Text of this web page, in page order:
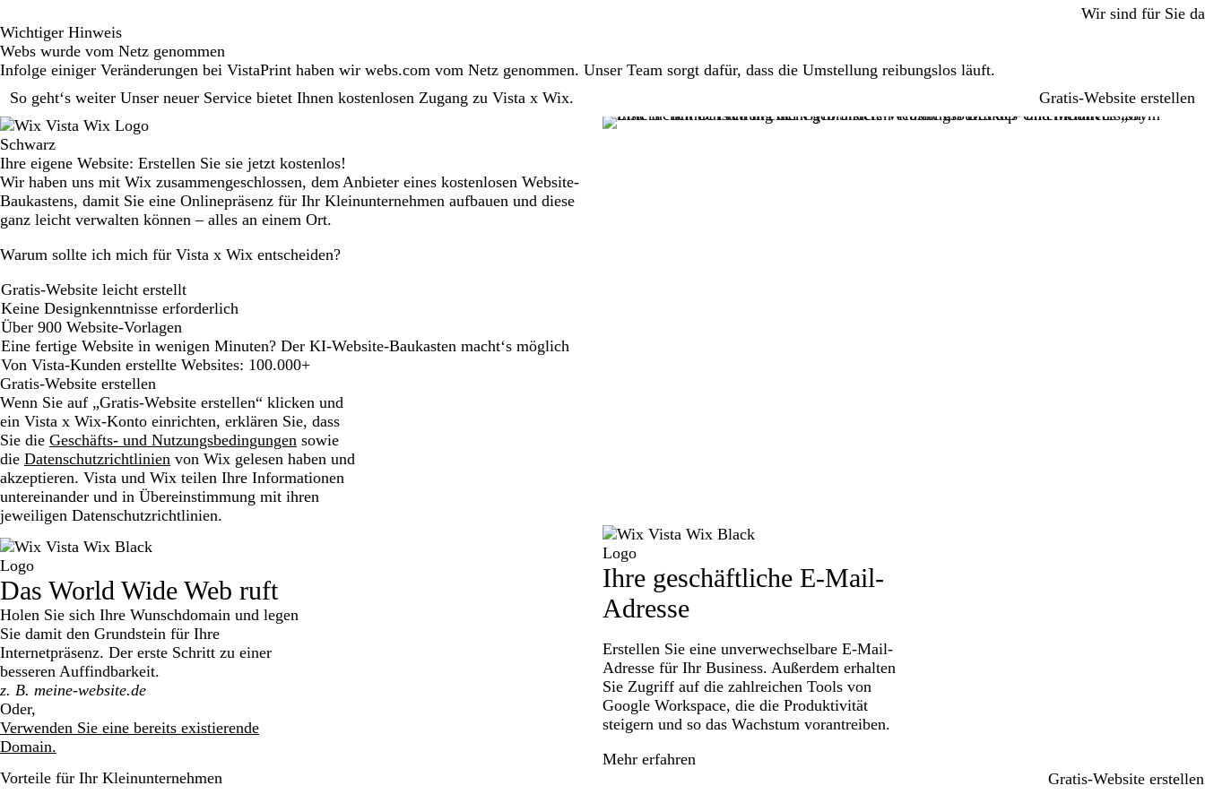
Wir sind für Sie da
Wichtiger Hinweis
Webs wurde vom Netz genommen
Infolge einiger Veränderungen bei VistaPrint haben wir webs.com vom Netz genommen. Unser Team sorgt dafür, dass die Umstellung reibungslos läuft.
So geht‘s weiter Unser neuer Service bietet Ihnen kostenlosen Zugang zu Vista x Wix.
Gratis-Website erstellen
Ihre eigene Website: Erstellen Sie sie jetzt kostenlos!
Wir haben uns mit Wix zusammengeschlossen, dem Anbieter eines kostenlosen Website-
Baukastens, damit Sie eine Onlinepräsenz für Ihr Kleinunternehmen aufbauen und diese
ganz leicht verwalten können – alles an einem Ort.
Warum sollte ich mich für Vista x Wix entscheiden?
Gratis-Website leicht erstellt
Keine Designkenntnisse erforderlich
Über 900 Website-Vorlagen
Eine fertige Website in wenigen Minuten? Der KI-Website-Baukasten macht‘s möglich
Von Vista-Kunden erstellte Websites: 100.000+
Gratis-Website erstellen
Wenn Sie auf „Gratis-Website erstellen“ klicken und
ein Vista x Wix-Konto einrichten, erklären Sie, dass
Sie die Geschäfts- und Nutzungsbedingungen sowie
die Datenschutzrichtlinien von Wix gelesen haben und
akzeptieren. Vista und Wix teilen Ihre Informationen
untereinander und in Übereinstimmung mit ihren
jeweiligen Datenschutzrichtlinien.
Das World Wide Web ruft
Holen Sie sich Ihre Wunschdomain und legen
Sie damit den Grundstein für Ihre
Internetpräsenz. Der erste Schritt zu einer
besseren Auffindbarkeit.
Search
Oder,
Verwenden Sie eine bereits existierende
Domain.
Ihre geschäftliche E-Mail-
Adresse
Erstellen Sie eine unverwechselbare E-Mail-
Adresse für Ihr Business. Außerdem erhalten
Sie Zugriff auf die zahlreichen Tools von
Google Workspace, die die Produktivität
steigern und so das Wachstum vorantreiben.
Mehr erfahren
Vorteile für Ihr Kleinunternehmen
Gratis-Website erstellen